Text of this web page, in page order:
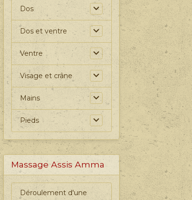
Dos
Dos et ventre
Ventre
Visage et crâne
Mains
Pieds
Massage Assis Amma
Déroulement d'une